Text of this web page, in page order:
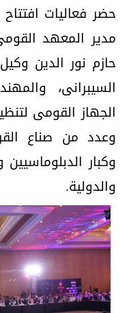
حضر فعاليات
مدير المعهد
حازم نور الدين
السيبرانى،
الجهاز القومى
وعدد من صناع
وكبار
والدولية.